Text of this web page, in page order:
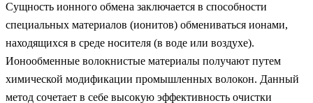
Сущность ионного обмена заключается в способности
специальных материалов (ионитов) обмениваться ионами,
находящихся в среде носителя (в воде или воздухе).
Ионообменные волокнистые материалы получают путем
химической модификации промышленных волокон. Данный
метод сочетает в себе высокую эффективность очистки